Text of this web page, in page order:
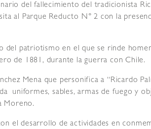
del fallecimiento del tradicionista
al Parque Reducto N° 2 con la
del patriotismo en el que se rinde
de 1881, durante la guerra con Chile.
Mena que personifica a “Ricardo
uniformes, sables, armas de fuego y
Moreno.
el desarrollo de actividades en